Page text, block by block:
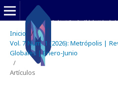
Inicio /
Vol. 7 Núm. 1 (2026): Metrópolis |
Globales | Enero-Junio
/
Artículos